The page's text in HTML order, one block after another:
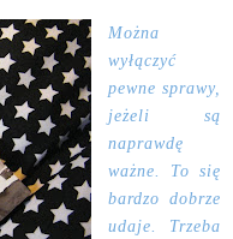
Można
wyłączyć
pewne sprawy,
jeżeli są
naprawdę
ważne. To się
bardzo dobrze
udaje. Trzeba